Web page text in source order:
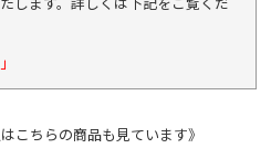
こちらの商品も見ています》